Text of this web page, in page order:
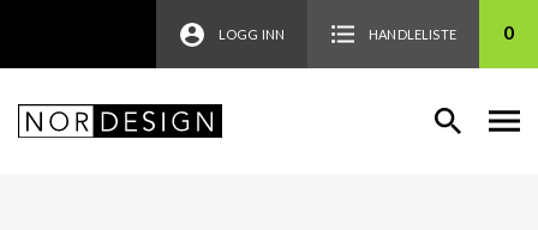
LOGG INN HANDLELISTE 0